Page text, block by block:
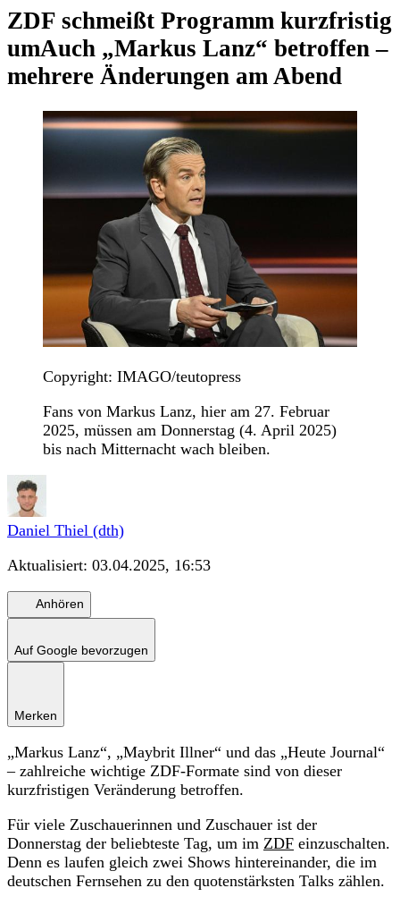
ZDF schmeißt Programm kurzfristig
umAuch „Markus Lanz“ betroffen –
mehrere Änderungen am Abend
Copyright: IMAGO/teutopress
Fans von Markus Lanz, hier am 27. Februar
2025, müssen am Donnerstag (4. April 2025)
bis nach Mitternacht wach bleiben.
Daniel Thiel (dth)
Aktualisiert: 03.04.2025, 16:53
Anhören
Auf Google bevorzugen
Merken
„Markus Lanz“, „Maybrit Illner“ und das „Heute Journal“
– zahlreiche wichtige ZDF-Formate sind von dieser
kurzfristigen Veränderung betroffen.
Für viele Zuschauerinnen und Zuschauer ist der
Donnerstag der beliebteste Tag, um im ZDF einzuschalten.
Denn es laufen gleich zwei Shows hintereinander, die im
deutschen Fernsehen zu den quotenstärksten Talks zählen.